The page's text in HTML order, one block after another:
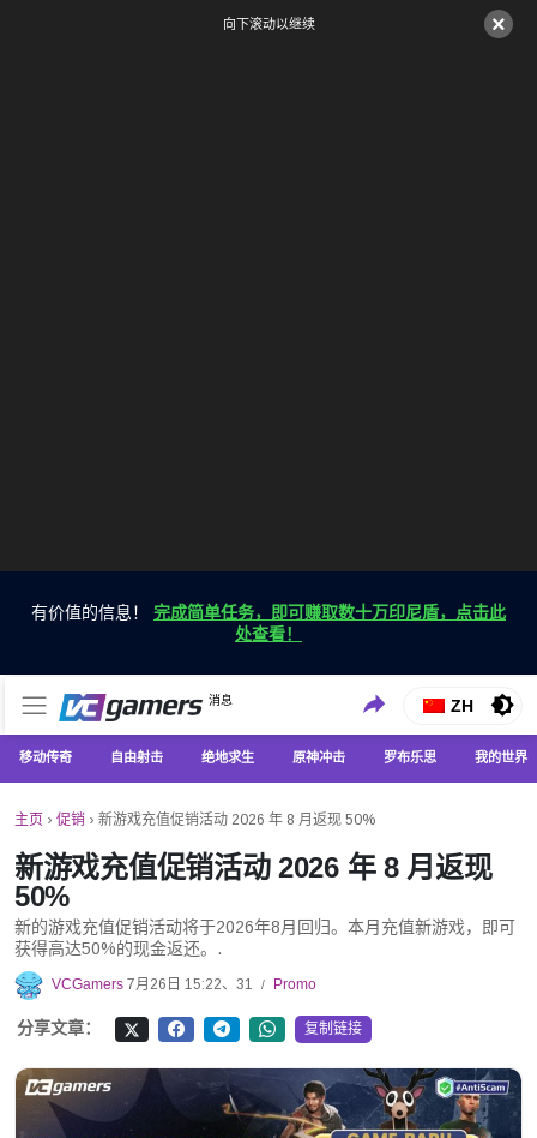
×
向下滚动以继续
有价值的信息！ 完成简单任务，即可赚取数十万印尼盾，点击此
处查看！
VC游戏新闻
消息
仅在 VCGamers 获取最新的游戏新闻
ZH
移动传奇 自由射击 绝地求生 原神冲击 罗布乐思 我的世界
主页 › 促销 › 新游戏充值促销活动 2026 年 8 月返现 50%
新游戏充值促销活动 2026 年 8 月返现
50%
新的游戏充值促销活动将于2026年8月回归。本月充值新游戏，即可
获得高达50%的现金返还。.
VCGamers 7月26日 15:22、31 / Promo
分享文章： 复制链接